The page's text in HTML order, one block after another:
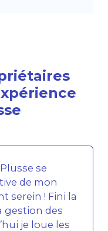
se
de mon
serein ! Fini la
gestion des
je loue les